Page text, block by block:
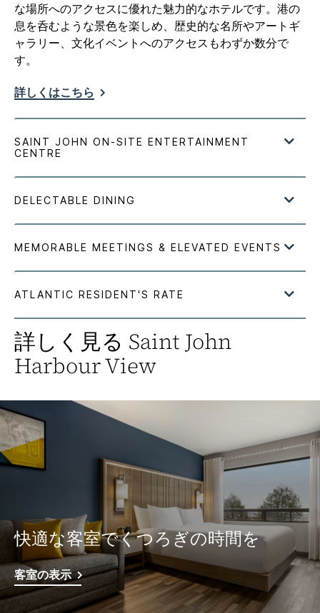
な場所へのアクセスに優れた魅力的なホテルです。港の
息を呑むような景色を楽しめ、歴史的な名所やアートギ
ャラリー、文化イベントへのアクセスもわずか数分で
す。
詳しくはこちら
詳しく見る Saint John
Harbour View
快適な客室でくつろぎの時間を
客室の表示